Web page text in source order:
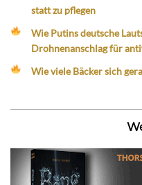
statt zu pflegen
Wie Putins deutsche
Drohnenanschlag für
Wie viele Bäcker sich